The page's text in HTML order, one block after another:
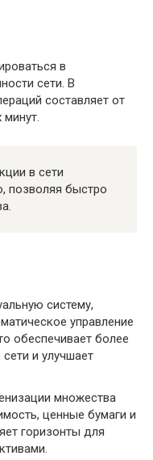
в
сети. В
составляет от
в сети
позволяя быстро
систему,
управление
обеспечивает более
и улучшает
множества
ценные бумаги и
горизонты для